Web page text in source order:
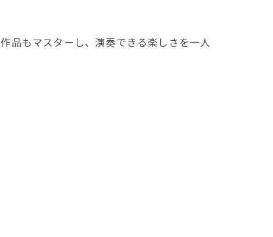
品もマスターし、演奏できる楽しさを一人